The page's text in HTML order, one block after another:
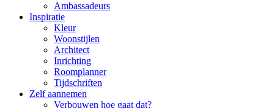
Ambassadeurs
Inspiratie
Kleur
Woonstijlen
Architect
Inrichting
Roomplanner
Tijdschriften
Zelf aannemen
Verbouwen hoe gaat dat?